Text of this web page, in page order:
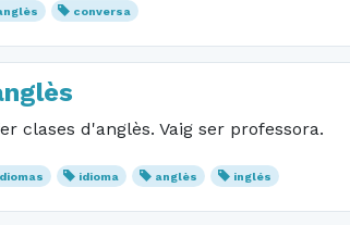
conversa
clases d'anglès. Vaig ser professora.
idioma anglès inglés